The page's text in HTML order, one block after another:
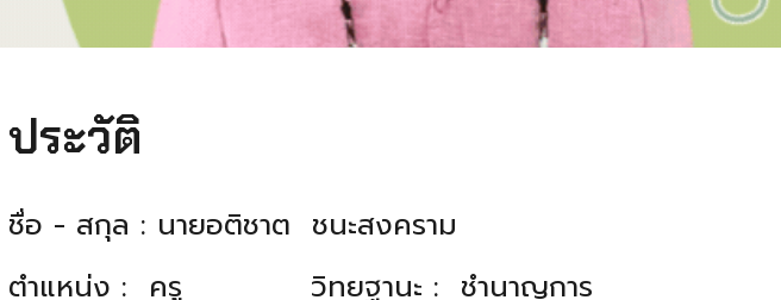
ประวัติ
ชื่อ - สกุล : นายอติชาต ชนะสงคราม
ตำแหน่ง : ครู วิทยฐานะ : ชำนาญการ